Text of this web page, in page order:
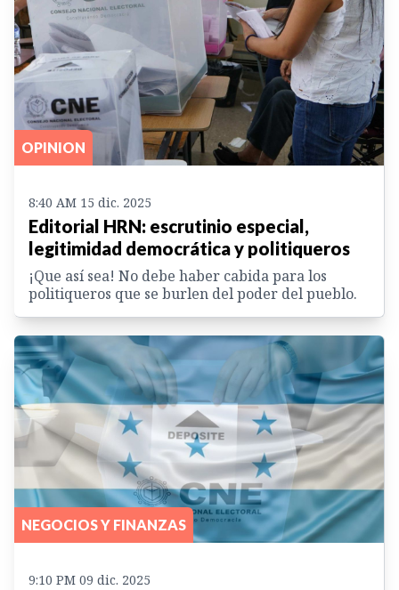
OPINION
8:40 AM 15 dic. 2025
Editorial HRN: escrutinio especial,
legitimidad democrática y politiqueros
¡Que así sea! No debe haber cabida para los
politiqueros que se burlen del poder del pueblo.
NEGOCIOS Y FINANZAS
9:10 PM 09 dic. 2025